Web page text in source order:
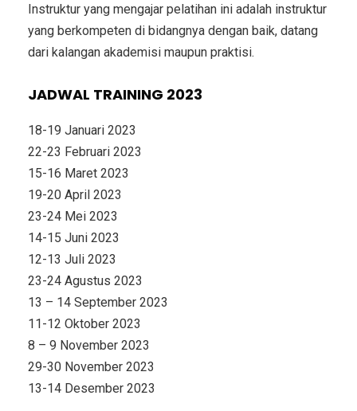
Instruktur yang mengajar pelatihan ini adalah instruktur
yang berkompeten di bidangnya dengan baik, datang
dari kalangan akademisi maupun praktisi.
JADWAL TRAINING 2023
18-19 Januari 2023
22-23 Februari 2023
15-16 Maret 2023
19-20 April 2023
23-24 Mei 2023
14-15 Juni 2023
12-13 Juli 2023
23-24 Agustus 2023
13 – 14 September 2023
11-12 Oktober 2023
8 – 9 November 2023
29-30 November 2023
13-14 Desember 2023